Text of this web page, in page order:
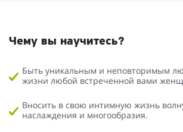
Чему вы научитесь?
Быть уникальным и неповторимым
жизни любой встреченной вами
Вносить в свою интимную жизнь
наслаждения и многообразия.